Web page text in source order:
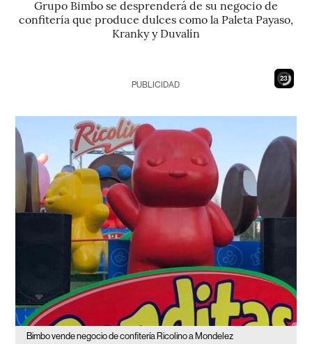
Grupo Bimbo se desprenderá de su negocio de
confitería que produce dulces como la Paleta Payaso,
Kranky y Duvalín
21
PUBLICIDAD
Bimbo vende negocio de confitería Ricolino a Mondelez